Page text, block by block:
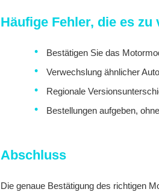
Häufige Fehler, die es
Bestätigen Sie das
Verwechslung ähnlicher
Regionale
Bestellungen aufgeben,
Abschluss
Die genaue Bestätigung des richtigen